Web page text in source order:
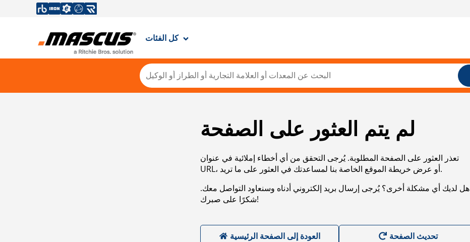
كل الفئات
لم يتم العثور على الصفحة
تعذر العثور على الصفحة المطلوبة. يُرجى التحقق من أي أخطاء إملائية في عنوان
URL، أو عرض خريطة الموقع الخاصة بنا لمساعدتك في العثور على ما تريد.
هل لديك أي مشكلة أخرى؟ يُرجى إرسال بريد إلكتروني أدناه وسنعاود التواصل معك.
شكرًا على صبرك!
العودة إلى الصفحة الرئيسية